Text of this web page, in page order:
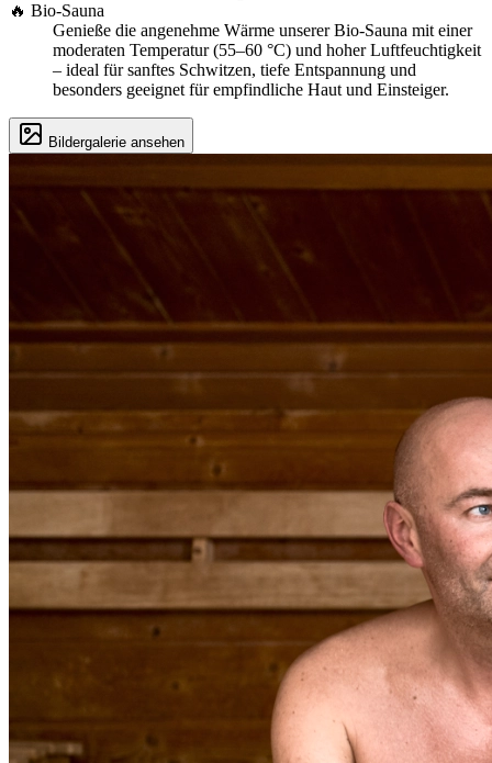
🔥 Bio-Sauna
Genieße die angenehme Wärme unserer Bio-Sauna mit einer
moderaten Temperatur (55–60 °C) und hoher Luftfeuchtigkeit
– ideal für sanftes Schwitzen, tiefe Entspannung und
besonders geeignet für empfindliche Haut und Einsteiger.
Bildergalerie ansehen